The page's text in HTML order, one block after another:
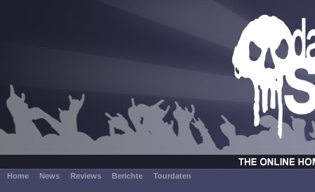
Home News Reviews Berichte Tourdaten